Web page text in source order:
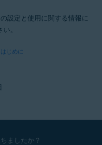
設定と使用に関する情報に
。
じめに
ましたか？